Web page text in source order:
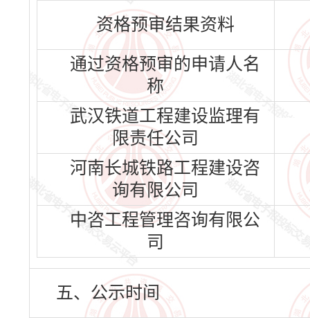
资格预审结果资料
通过资格预审的申请人名
称
武汉铁道工程建设监理有
限责任公司
河南长城铁路工程建设咨
询有限公司
中咨工程管理咨询有限公
司
五、公示时间